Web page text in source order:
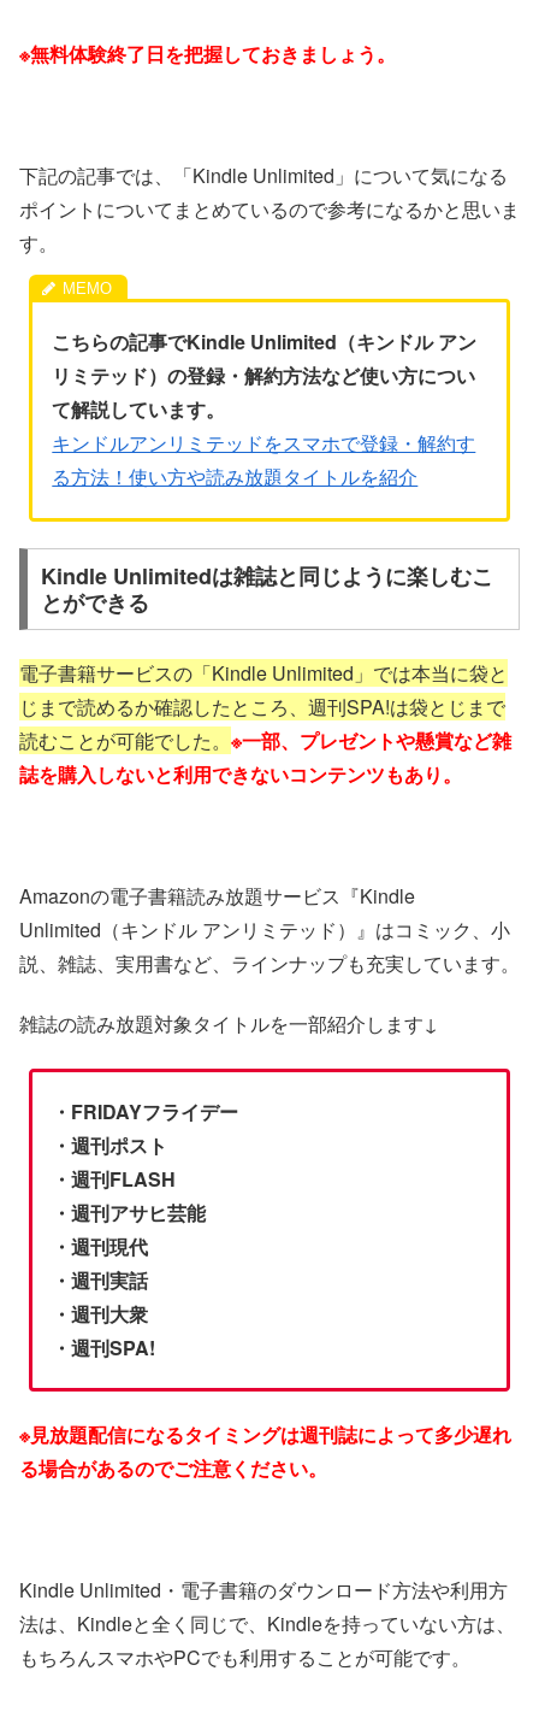
※無料体験終了日を把握しておきましょう。
下記の記事では、「Kindle Unlimited」について気になる
ポイントについてまとめているので参考になるかと思いま
す。
こちらの記事でKindle Unlimited（キンドル アン
リミテッド）の登録・解約方法など使い方につい
て解説しています。
キンドルアンリミテッドをスマホで登録・解約す
る方法！使い方や読み放題タイトルを紹介
Kindle Unlimitedは雑誌と同じように楽しむこ
とができる
電子書籍サービスの「Kindle Unlimited」では本当に袋と
じまで読めるか確認したところ、週刊SPA!は袋とじまで
読むことが可能でした。 ※一部、プレゼントや懸賞など雑
誌を購入しないと利用できないコンテンツもあり。
Amazonの電子書籍読み放題サービス『Kindle
Unlimited（キンドル アンリミテッド）』はコミック、小
説、雑誌、実用書など、ラインナップも充実しています。
雑誌の読み放題対象タイトルを一部紹介します↓
・FRIDAYフライデー
・週刊ポスト
・週刊FLASH
・週刊アサヒ芸能
・週刊現代
・週刊実話
・週刊大衆
・週刊SPA!
※見放題配信になるタイミングは週刊誌によって多少遅れ
る場合があるのでご注意ください。
Kindle Unlimited・電子書籍のダウンロード方法や利用方
法は、Kindleと全く同じで、Kindleを持っていない方は、
もちろんスマホやPCでも利用することが可能です。